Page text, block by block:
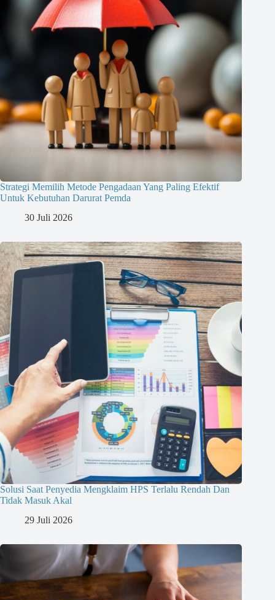
Strategi Memilih Metode Pengadaan Yang Paling Efektif
Untuk Kebutuhan Darurat Pemda
30 Juli 2026
Solusi Saat Penyedia Mengklaim HPS Terlalu Rendah Dan
Tidak Masuk Akal
29 Juli 2026